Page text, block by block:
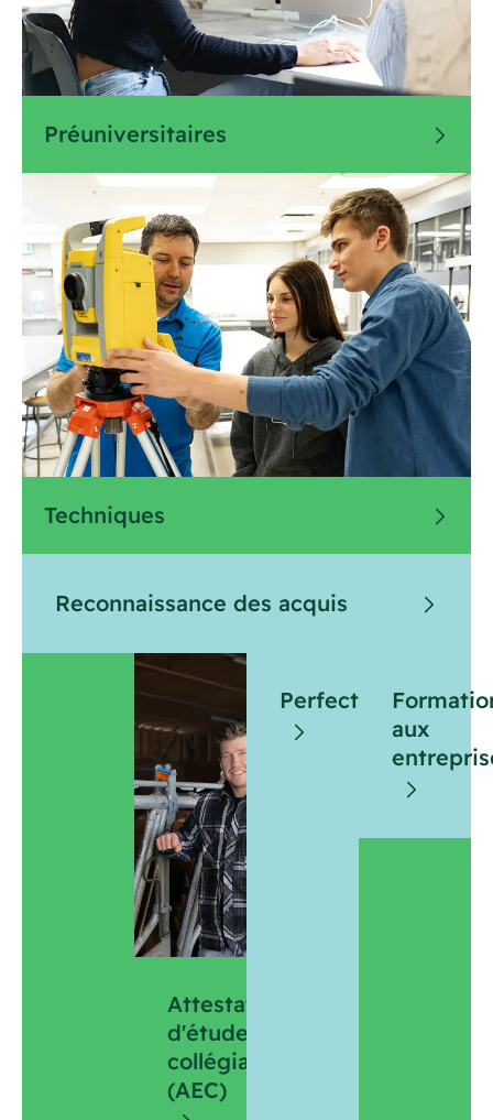
Préuniversitaires
Techniques
Reconnaissance des acquis
Attestation
d'études
collégiales
(AEC)
Perfectionnement
aux